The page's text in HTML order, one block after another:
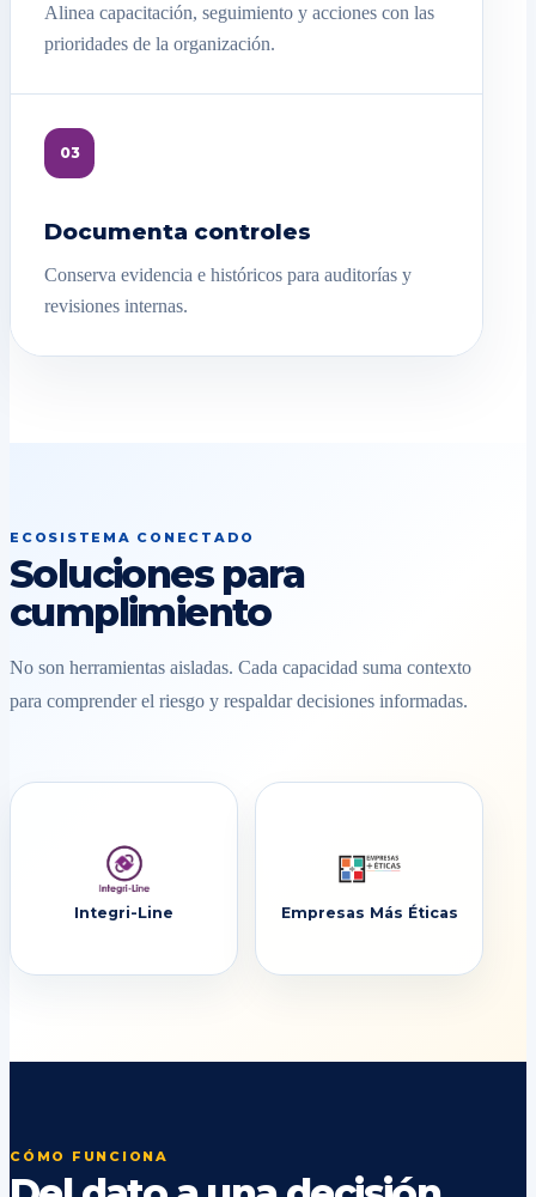
Alinea capacitación, seguimiento y acciones con las
prioridades de la organización.
03
Documenta controles
Conserva evidencia e históricos para auditorías y
revisiones internas.
ECOSISTEMA CONECTADO
Soluciones para
cumplimiento
No son herramientas aisladas. Cada capacidad suma contexto
para comprender el riesgo y respaldar decisiones informadas.
Integri-Line Empresas Más Éticas
CÓMO FUNCIONA